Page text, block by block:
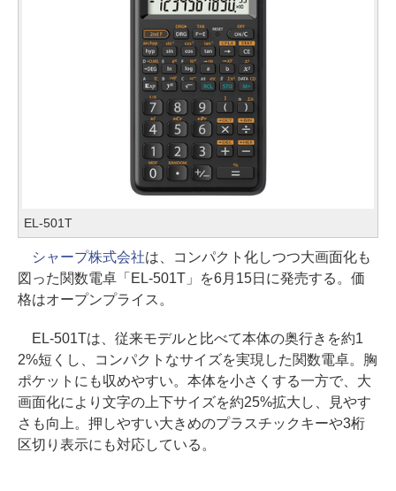
EL-501T
シャープ株式会社は、コンパクト化しつつ大画面化も
図った関数電卓「EL-501T」を6月15日に発売する。価
格はオープンプライス。
EL-501Tは、従来モデルと比べて本体の奥行きを約1
2%短くし、コンパクトなサイズを実現した関数電卓。胸
ポケットにも収めやすい。本体を小さくする一方で、大
画面化により文字の上下サイズを約25%拡大し、見やす
さも向上。押しやすい大きめのプラスチックキーや3桁
区切り表示にも対応している。